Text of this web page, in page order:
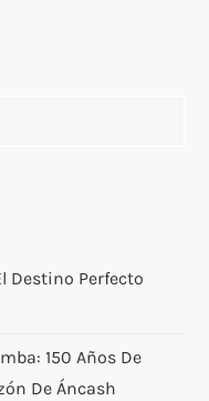
Destino Perfecto
150 Años De
De Áncash